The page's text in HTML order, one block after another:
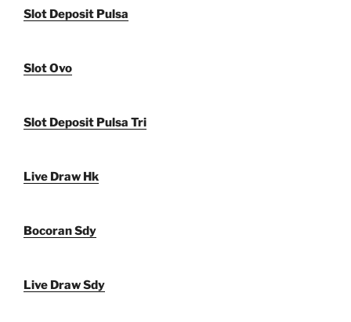
Slot Deposit Pulsa
Slot Ovo
Slot Deposit Pulsa Tri
Live Draw Hk
Bocoran Sdy
Live Draw Sdy